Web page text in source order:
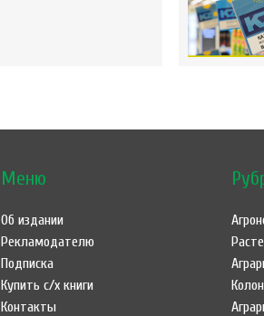
Меню
Об издании
Рекламодателю
Подписка
Купить с/х книги
Контакты